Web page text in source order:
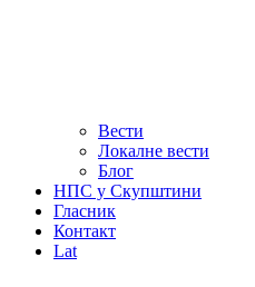
Вести
Локалне вести
Блог
НПС у Скупштини
Гласник
Контакт
Lat